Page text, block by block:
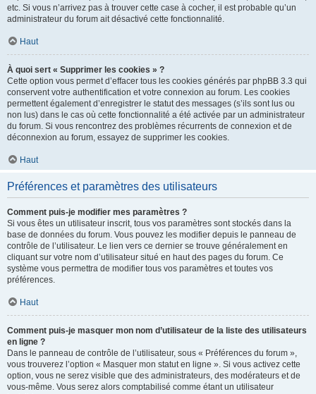
etc. Si vous n’arrivez pas à trouver cette case à cocher, il est probable qu’un
administrateur du forum ait désactivé cette fonctionnalité.
Haut
À quoi sert « Supprimer les cookies » ?
Cette option vous permet d’effacer tous les cookies générés par phpBB 3.3 qui
conservent votre authentification et votre connexion au forum. Les cookies
permettent également d’enregistrer le statut des messages (s’ils sont lus ou
non lus) dans le cas où cette fonctionnalité a été activée par un administrateur
du forum. Si vous rencontrez des problèmes récurrents de connexion et de
déconnexion au forum, essayez de supprimer les cookies.
Haut
Préférences et paramètres des utilisateurs
Comment puis-je modifier mes paramètres ?
Si vous êtes un utilisateur inscrit, tous vos paramètres sont stockés dans la
base de données du forum. Vous pouvez les modifier depuis le panneau de
contrôle de l’utilisateur. Le lien vers ce dernier se trouve généralement en
cliquant sur votre nom d’utilisateur situé en haut des pages du forum. Ce
système vous permettra de modifier tous vos paramètres et toutes vos
préférences.
Haut
Comment puis-je masquer mon nom d’utilisateur de la liste des utilisateurs
en ligne ?
Dans le panneau de contrôle de l’utilisateur, sous « Préférences du forum »,
vous trouverez l’option « Masquer mon statut en ligne ». Si vous activez cette
option, vous ne serez visible que des administrateurs, des modérateurs et de
vous-même. Vous serez alors comptabilisé comme étant un utilisateur